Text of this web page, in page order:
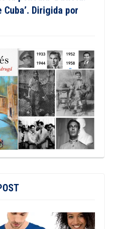
Cuba’. Dirigida por